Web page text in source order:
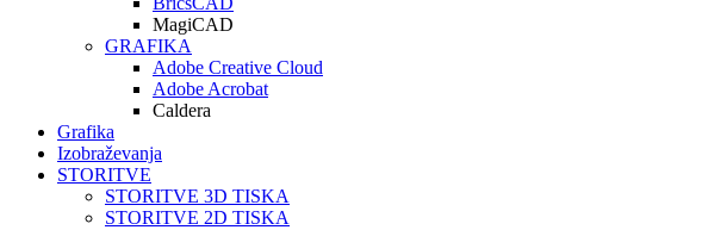
MagiCAD
GRAFIKA
Adobe Creative Cloud
Adobe Acrobat
Caldera
Grafika
Izobraževanja
STORITVE
STORITVE 3D TISKA
STORITVE 2D TISKA